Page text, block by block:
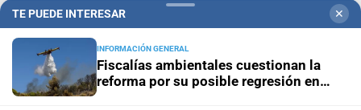
TE PUEDE INTERESAR ✕
INFORMACIÓN GENERAL
Fiscalías ambientales cuestionan la
reforma por su posible regresión en